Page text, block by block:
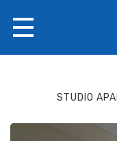
STUDIO